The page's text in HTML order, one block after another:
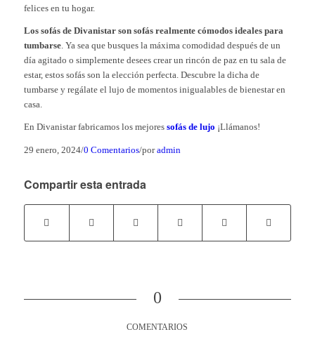
felices en tu hogar.
Los sofás de Divanistar son sofás realmente cómodos ideales para
tumbarse. Ya sea que busques la máxima comodidad después de un
día agitado o simplemente desees crear un rincón de paz en tu sala de
estar, estos sofás son la elección perfecta. Descubre la dicha de
tumbarse y regálate el lujo de momentos inigualables de bienestar en
casa.
En Divanistar fabricamos los mejores sofás de lujo ¡Llámanos!
29 enero, 2024/0 Comentarios/poradmin
Compartir esta entrada
0
COMENTARIOS